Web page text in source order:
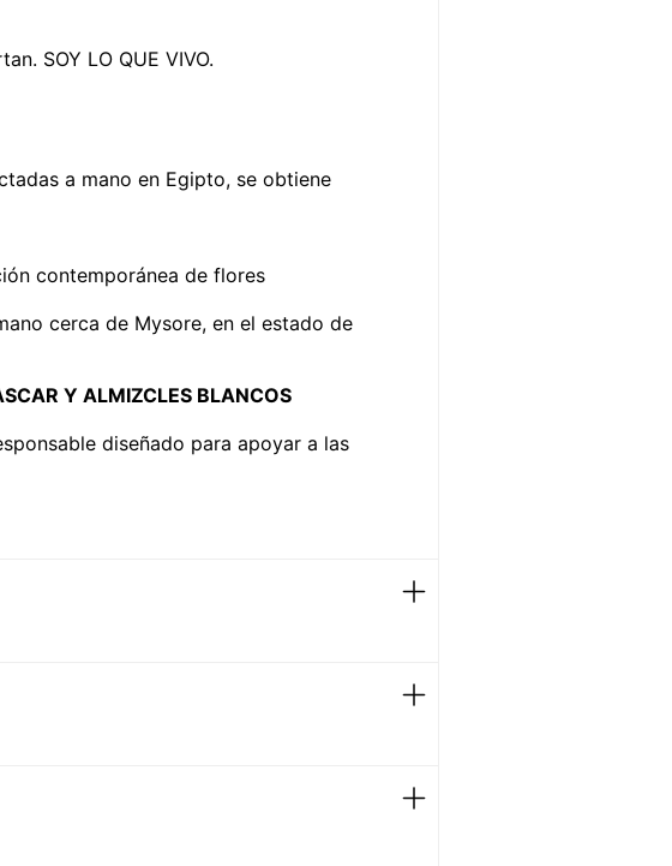
SOY LO QUE VIVO.
a mano en Egipto, se obtiene
contemporánea de flores
cerca de Mysore, en el estado de
Y ALMIZCLES BLANCOS
diseñado para apoyar a las